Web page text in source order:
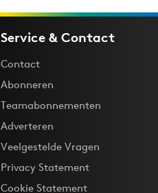
Service & Contact
Contact
Abonneren
Teamabonnementen
Adverteren
Veelgestelde Vragen
Privacy Statement
Cookie Statement